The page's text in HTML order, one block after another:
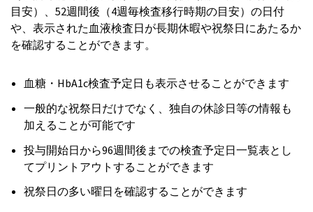
目安）、52週間後（4週毎検査移行時期の目安）の日付
や、表示された血液検査日が長期休暇や祝祭日にあたるか
を確認することができます。
血糖・HbA1c検査予定日も表示させることができます
一般的な祝祭日だけでなく、独自の休診日等の情報も
加えることが可能です
投与開始日から96週間後までの検査予定日一覧表とし
てプリントアウトすることができます
祝祭日の多い曜日を確認することができます